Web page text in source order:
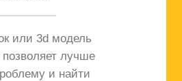
или 3d модель
лучше
и найти